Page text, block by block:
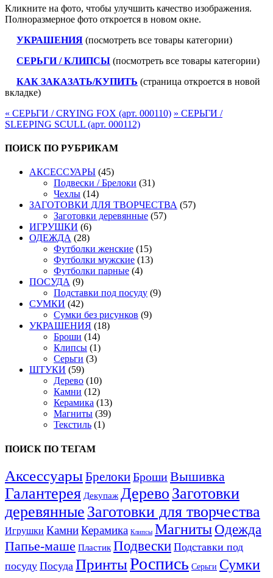
Кликните на фото, чтобы улучшить качество изображения.
Полноразмерное фото откроется в новом окне.
УКРАШЕНИЯ (посмотреть все товары категории)
СЕРЬГИ / КЛИПСЫ (посмотреть все товары категории)
КАК ЗАКАЗАТЬ/КУПИТЬ (страница откроется в новой
вкладке)
« СЕРЬГИ / CRYING FOX (арт. 000110) » СЕРЬГИ /
SLEEPING SCULL (арт. 000112)
ПОИСК ПО РУБРИКАМ
АКСЕССУАРЫ (45)
Подвески / Брелоки (31)
Чехлы (14)
ЗАГОТОВКИ ДЛЯ ТВОРЧЕСТВА (57)
Заготовки деревянные (57)
ИГРУШКИ (6)
ОДЕЖДА (28)
Футболки женские (15)
Футболки мужские (13)
Футболки парные (4)
ПОСУДА (9)
Подставки под посуду (9)
СУМКИ (42)
Сумки без рисунков (9)
УКРАШЕНИЯ (18)
Броши (14)
Клипсы (1)
Серьги (3)
ШТУКИ (59)
Дерево (10)
Камни (12)
Керамика (13)
Магниты (39)
Текстиль (1)
ПОИСК ПО ТЕГАМ
АксессуарыБрелокиБрошиВышивка
Галантерея Декупаж Дерево Заготовки
деревянные Заготовки для творчества
Игрушки КамниКерамика Клипсы Магниты Одежда
Папье-маше Пластик Подвески Подставки под
посуду Посуда ПринтыРоспись Серьги Сумки